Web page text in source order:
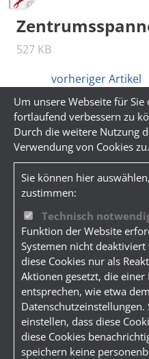
527 KB
vorheriger Artikel
Um unsere Webseite für
fortlaufend verbessern zu
Durch die weitere Nutzung
Verwendung von Cookies zu.
Sie können hier
zustimmen:
Technisch
Funktion der Website
Systemen nicht
diese Cookies nur als
Aktionen gesetzt, die
entsprechen, wie etwa
einstellen, dass diese
diese Cookies
speichern keine